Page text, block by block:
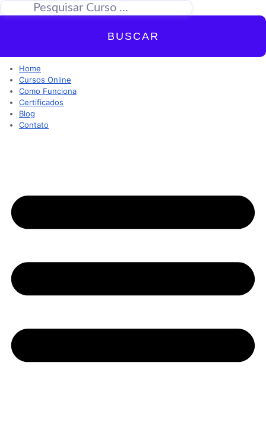
BUSCAR
Home
Cursos Online
Como Funciona
Certificados
Blog
Contato